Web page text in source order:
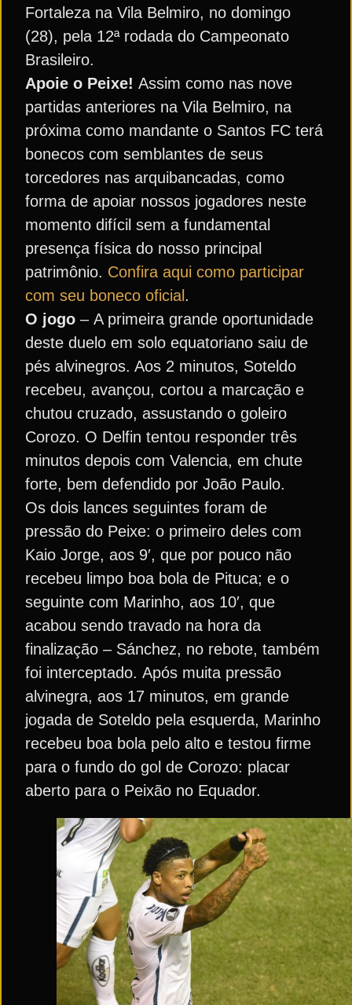
Fortaleza na Vila Belmiro, no domingo
(28), pela 12ª rodada do Campeonato
Brasileiro.
Apoie o Peixe! Assim como nas nove
partidas anteriores na Vila Belmiro, na
próxima como mandante o Santos FC terá
bonecos com semblantes de seus
torcedores nas arquibancadas, como
forma de apoiar nossos jogadores neste
momento difícil sem a fundamental
presença física do nosso principal
patrimônio. Confira aqui como participar
com seu boneco oficial .
O jogo – A primeira grande oportunidade
deste duelo em solo equatoriano saiu de
pés alvinegros. Aos 2 minutos, Soteldo
recebeu, avançou, cortou a marcação e
chutou cruzado, assustando o goleiro
Corozo. O Delfin tentou responder três
minutos depois com Valencia, em chute
forte, bem defendido por João Paulo.
Os dois lances seguintes foram de
pressão do Peixe: o primeiro deles com
Kaio Jorge, aos 9′, que por pouco não
recebeu limpo boa bola de Pituca; e o
seguinte com Marinho, aos 10′, que
acabou sendo travado na hora da
finalização – Sánchez, no rebote, também
foi interceptado. Após muita pressão
alvinegra, aos 17 minutos, em grande
jogada de Soteldo pela esquerda, Marinho
recebeu boa bola pelo alto e testou firme
para o fundo do gol de Corozo: placar
aberto para o Peixão no Equador.